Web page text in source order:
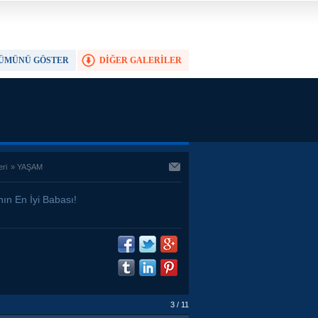
DİĞER GALERİLER
GÖSTER
» YAŞAM
En İyi Babası!
3 / 11